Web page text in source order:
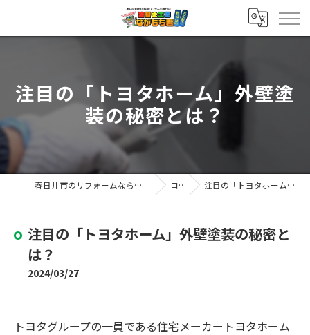
注目の「トヨタホーム」外壁塗
装の秘密とは？
春日井市のリフォームなら塗替え工房ながもち君 春日井店 コラム 注目の「トヨタホーム」外壁塗装の秘密とは？
注目の「トヨタホーム」外壁塗装の秘密と
は？
2024/03/27
トヨタグループの一員である住宅メーカートヨタホーム